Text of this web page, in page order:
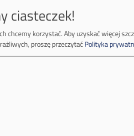
ciasteczek!
chcemy korzystać.Aby uzyskać więcej
proszę przeczytaćPolityka